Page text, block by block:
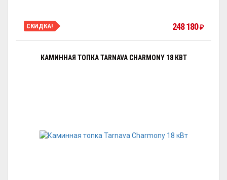
СКИДКА! 248 180 ₽
КАМИННАЯ ТОПКА TARNAVA CHARMONY 18 КВТ